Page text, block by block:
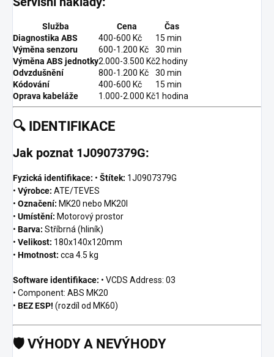
Služba Cena
Čas
Diagnostika ABS
400-600 Kč
15 min
Výměna senzoru
600-1.200 Kč
30 min
Výměna ABS jednotky2.000-3.500 Kč2 hodiny
Odvzdušnění
800-1.200 Kč
30 min
Kódování
400-600 Kč
15 min
Oprava kabeláže
1.000-2.000 Kč1 hodina
🔍 IDENTIFIKACE
Jak poznat 1J0907379G:
Fyzická identifikace: • Štítek: 1J0907379G
• Výrobce: ATE/TEVES
• Označení: MK20 nebo MK20I
• Umístění: Motorový prostor
• Barva: Stříbrná (hliník)
• Velikost: 180x140x120mm
• Hmotnost: cca 4.5 kg
Software identifikace: • VCDS Address: 03
• Component: ABS MK20
• BEZ ESP! (rozdíl od MK60)
🛡️ VÝHODY A NEVÝHODY